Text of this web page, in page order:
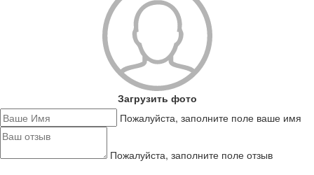
Загрузить фото
Пожалуйста, заполните поле ваше имя
Пожалуйста, заполните поле отзыв